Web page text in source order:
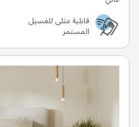
قابلية مثلى للغسيل
المستمر